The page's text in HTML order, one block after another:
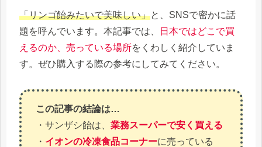
「リンゴ飴みたいで美味しい」と、SNSで密かに話
題を呼んでいます。本記事では、
日本ではどこで買
えるのか、売っている場所をくわしく紹介していま
す。ぜひ購入する際の参考にしてみてください。
この記事の結論は…
・サンザシ飴は、 業務スーパーで安く買える
・ イオンの冷凍食品コーナーに売っている